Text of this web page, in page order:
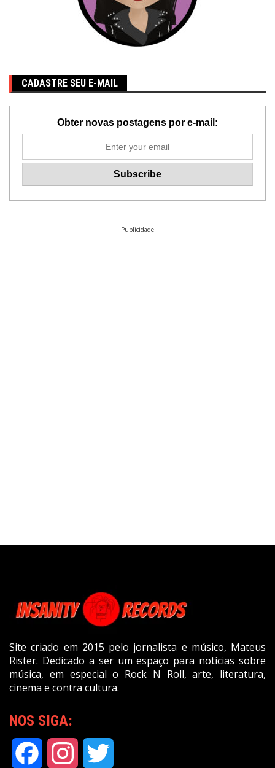
CADASTRE SEU E-MAIL
Obter novas postagens por e-mail:
Publicidade
Site criado em 2015 pelo jornalista e músico, Mateus
Rister. Dedicado a ser um espaço para notícias sobre
música, em especial o Rock N Roll, arte, literatura,
cinema e contra cultura.
NOS SIGA:
Facebook Instagram